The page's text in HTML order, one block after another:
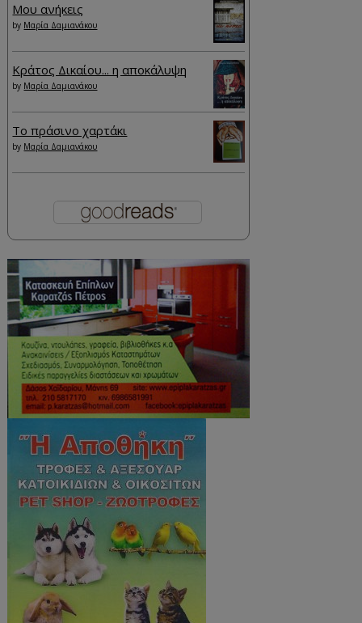
Μου ανήκεις
by Μαρία Δαμιανάκου
Κράτος Δικαίου... η αποκάλυψη
by Μαρία Δαμιανάκου
Το πράσινο χαρτάκι
by Μαρία Δαμιανάκου